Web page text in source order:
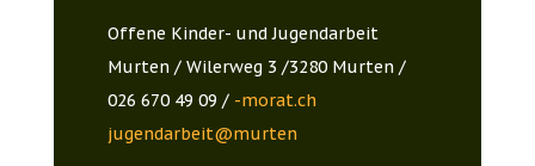
Offene Kinder- und Jugendarbeit
Murten / Wilerweg 3 /3280 Murten /
026 670 49 09 / hc.tarom-
netrum@tiebradneguj